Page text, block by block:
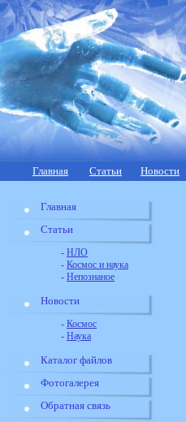
Главная Статьи Новости
Главная
Статьи
- НЛО
- Космос и наука
- Непознаное
Новости
- Космос
- Наука
Каталог файлов
Фотогалерея
Обратная связь